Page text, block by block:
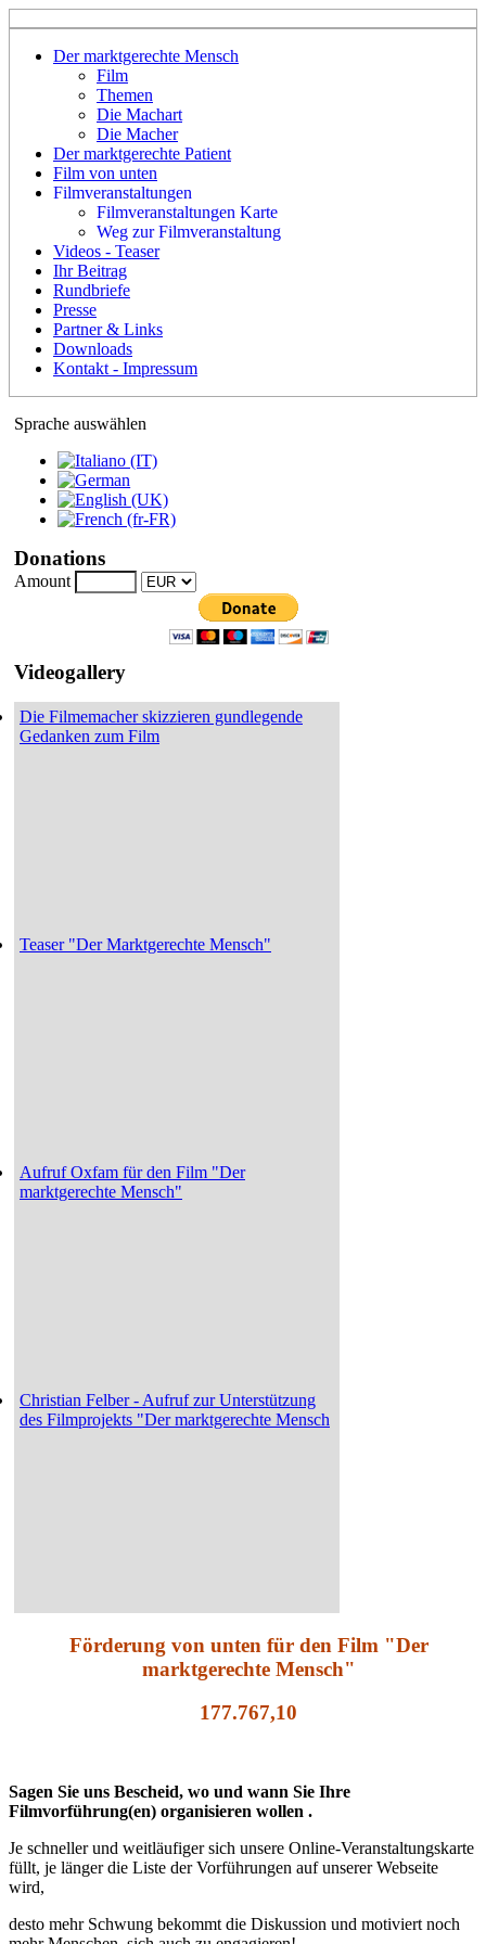
Der marktgerechte Mensch
Film
Themen
Die Machart
Die Macher
Der marktgerechte Patient
Film von unten
Filmveranstaltungen
Filmveranstaltungen Karte
Weg zur Filmveranstaltung
Videos - Teaser
Ihr Beitrag
Rundbriefe
Presse
Partner & Links
Downloads
Kontakt - Impressum
Sprache auswählen
Donations
Amount
Videogallery
Die Filmemacher skizzieren gundlegende
Gedanken zum Film
Teaser "Der Marktgerechte Mensch"
Aufruf Oxfam für den Film "Der
marktgerechte Mensch"
Christian Felber - Aufruf zur Unterstützung
des Filmprojekts "Der marktgerechte Mensch
Förderung von unten für den Film "Der
marktgerechte Mensch"
177.767,10
Sagen Sie uns Bescheid, wo und wann Sie Ihre
Filmvorführung(en) organisieren wollen .
Je schneller und weitläufiger sich unsere Online-Veranstaltungskarte
füllt, je länger die Liste der Vorführungen auf unserer Webseite
wird,
desto mehr Schwung bekommt die Diskussion und motiviert noch